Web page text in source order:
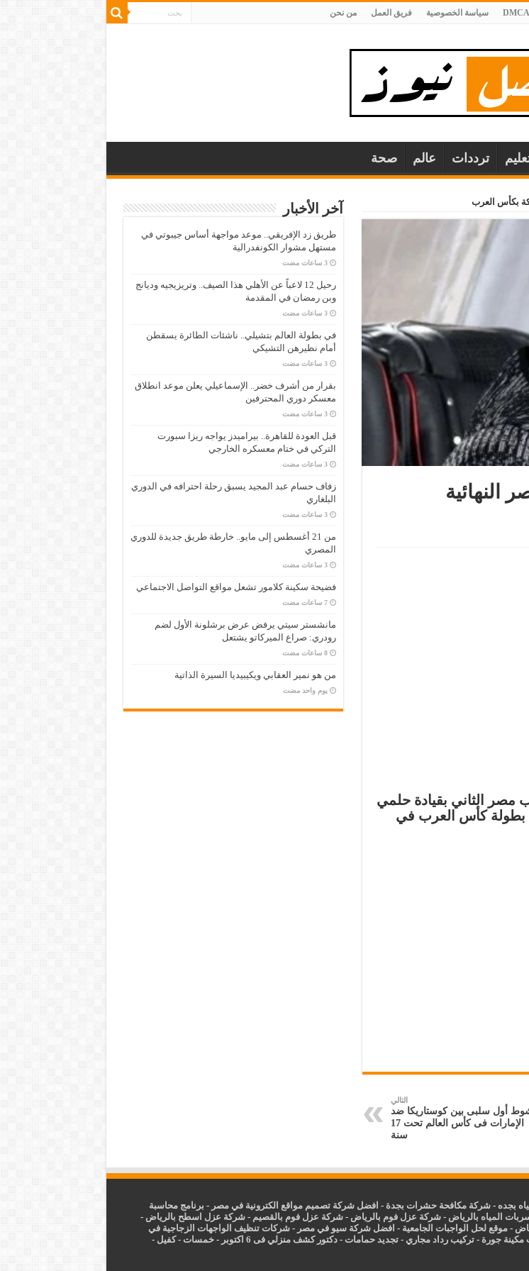
سياسة الخصوصية فريق العمل من نحن
ترددات عالم صحة
مصر النهائية
مصر الثاني بقيادة حلمي
بطولة كأس العرب في
التالي
أول سلبى بين كوستاريكا ضد
الإمارات فى كأس العالم تحت 17
سنة
آخر الأخبار
طريق زد الإفريقي.. موعد مواجهة أساس جيبوتي في
مستهل مشوار الكونفدرالية
‏3 ساعات مضت
رحيل 12 لاعباً عن الأهلي هذا الصيف.. وتريزيجيه وديانج
وبن رمضان في المقدمة
‏3 ساعات مضت
في بطولة العالم بتشيلي.. ناشئات الطائرة يسقطن
أمام نظيرهن التشيكي
‏3 ساعات مضت
بقرار من أشرف خضر.. الإسماعيلي يعلن موعد انطلاق
معسكر دوري المحترفين
‏3 ساعات مضت
قبل العودة للقاهرة.. بيراميدز يواجه ريزا سبورت
التركي في ختام معسكره الخارجي
‏3 ساعات مضت
زفاف حسام عبد المجيد يسبق رحلة احترافه في الدوري
البلغاري
‏3 ساعات مضت
من 21 أغسطس إلى مايو.. خارطة طريق جديدة للدوري
المصري
‏3 ساعات مضت
فضيحة سكينة كلامور تشعل مواقع التواصل الاجتماعي
‏7 ساعات مضت
مانشستر سيتي يرفض عرض برشلونة الأول لضم
رودري: صراع الميركاتو يشتعل
‏8 ساعات مضت
من هو نمير العقابي ويكيبيديا السيرة الذاتية
‏يوم واحد مضت
بجده -شركة مكافحة حشرات بجدة - افضل شركة تصميم مواقع الكترونية في مصر - برنامج محاسبة
المياه بالرياض -شركة عزل فوم بالرياض -شركة عزل فوم بالقصيم -شركة عزل اسطح بالرياض -
- موقع لحل الواجبات الجامعية - افضل شركة سيو في مصر -شركات تنظيف الواجهات الزجاجية في
مكينة جورة -تركيب رداد مجاري -تجديد حمامات -دكتور كشف منزلي فى 6 اكتوبر -خمسات -كفيل -